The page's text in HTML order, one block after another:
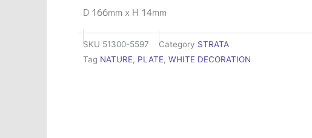
D 166mm x H 14mm
SKU 51300-5597 Category STRATA
Tag NATURE, PLATE, WHITE DECORATION